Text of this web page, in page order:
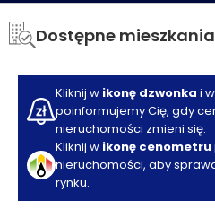
Dostępne mieszkania
Kliknij w ikonę dzwonka i
poinformujemy Cię, gdy
nieruchomości zmieni się.
Kliknij w ikonę cenometru
nieruchomości, aby
rynku.